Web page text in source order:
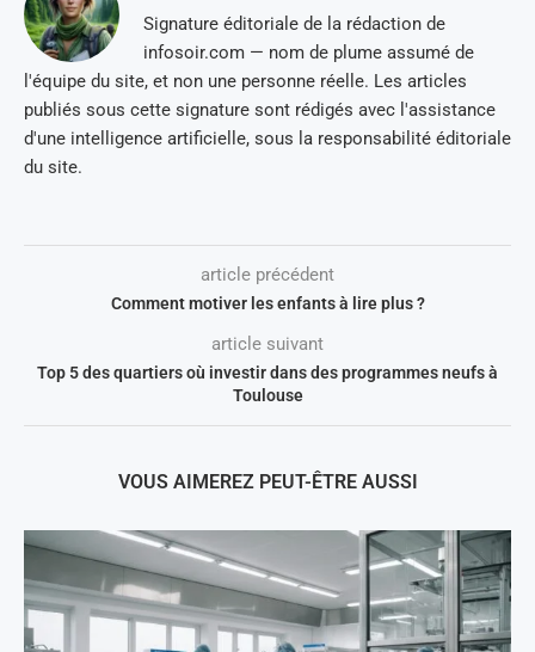
Signature éditoriale de la rédaction de
infosoir.com — nom de plume assumé de
l'équipe du site, et non une personne réelle. Les articles
publiés sous cette signature sont rédigés avec l'assistance
d'une intelligence artificielle, sous la responsabilité éditoriale
du site.
article précédent
Comment motiver les enfants à lire plus ?
article suivant
Top 5 des quartiers où investir dans des programmes neufs à
Toulouse
VOUS AIMEREZ PEUT-ÊTRE AUSSI